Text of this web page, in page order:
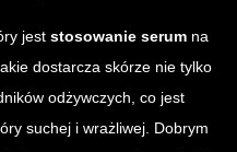
jest stosowanie serum na
dostarcza skórze nie tylko
odżywczych, co jest
suchej i wrażliwej. Dobrym